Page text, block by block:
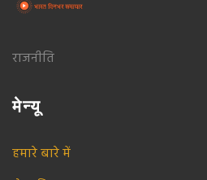
राजनीति
मेन्यू
हमारे बारे में